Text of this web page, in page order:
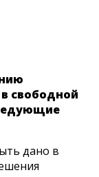
свободной
дано в